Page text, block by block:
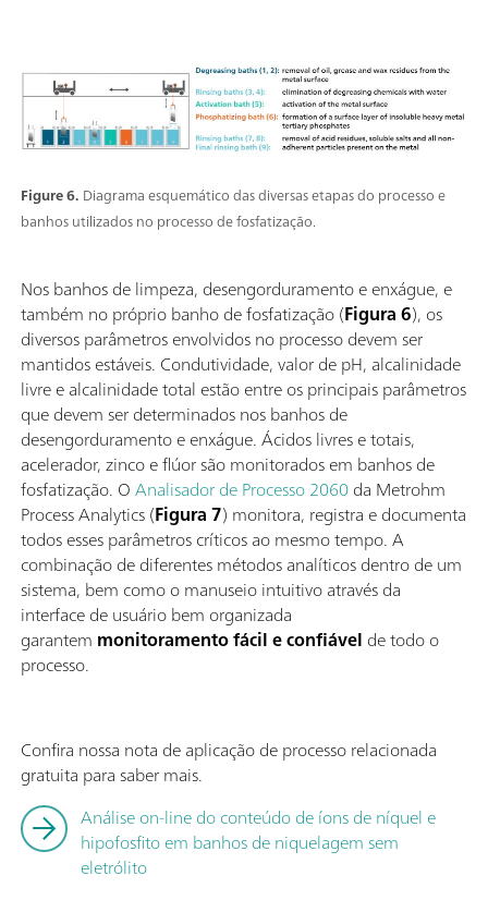
Figure 6. Diagrama esquemático das diversas etapas do processo e
banhos utilizados no processo de fosfatização.
Nos banhos de limpeza, desengorduramento e enxágue, e
também no próprio banho de fosfatização (Figura 6), os
diversos parâmetros envolvidos no processo devem ser
mantidos estáveis. Condutividade, valor de pH, alcalinidade
livre e alcalinidade total estão entre os principais parâmetros
que devem ser determinados nos banhos de
desengorduramento e enxágue. Ácidos livres e totais,
acelerador, zinco e flúor são monitorados em banhos de
fosfatização. OAnalisador de Processo 2060da Metrohm
Process Analytics (Figura 7) monitora, registra e documenta
todos esses parâmetros críticos ao mesmo tempo. A
combinação de diferentes métodos analíticos dentro de um
sistema, bem como o manuseio intuitivo através da
interface de usuário bem organizada
garantem monitoramento fácil e confiável de todo o
processo.
Confira nossa nota de aplicação de processo relacionada
gratuita para saber mais.
Análise on-line do conteúdo de íons de níquel e
hipofosfito em banhos de niquelagem sem
eletrólito